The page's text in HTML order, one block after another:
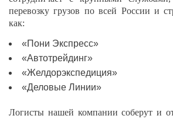
перевозку грузов по всей России и
как:
«Пони Экспресс»
«Автотрейдинг»
«Желдорэкспедиция»
«Деловые Линии»
Логисты нашей компании соберут и